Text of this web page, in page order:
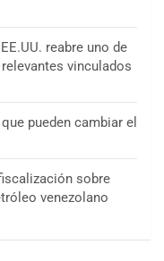
reabre uno de
vinculados
pueden cambiar el
sobre
venezolano